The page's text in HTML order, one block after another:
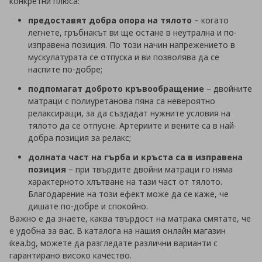
предоставят добра опора на тялото – когато
легнете, гръбнакът ви ще остане в неутрална и по-
изправена позиция. По този начин напрежението в
мускулатурата се отпуска и ви позволява да се
наспите по-добре;
подпомагат доброто кръвообращение – двойните
матраци с полиуретанова пяна са невероятно
релаксиращи, за да създадат нужните условия на
тялото да се отпусне. Артериите и вените са в най-
добра позиция за релакс;
долната част на гърба и кръста са в изправена
позиция – при твърдите двойни матраци го няма
характерното хлътване на тази част от тялото.
Благодарение на този ефект може да се каже, че
дишате по-добре и спокойно.
Важно е да знаете, каква твърдост на матрака смятате, че
е удобна за вас. В каталога на нашия онлайн магазин
ikea.bg, можете да разгледате различни варианти с
гарантирано високо качество.